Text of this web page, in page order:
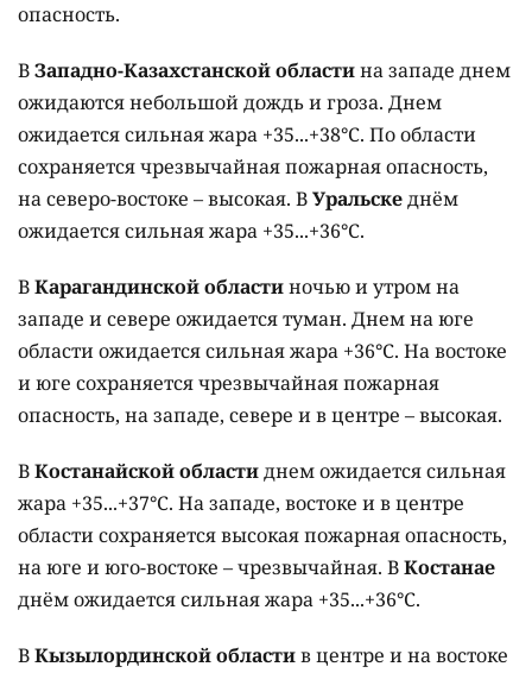
опасность.
ВЗападно-Казахстанской областина западе днем
ожидаются небольшой дождь и гроза. Днем
ожидается сильная жара +35...+38°C. По области
сохраняется чрезвычайная пожарная опасность,
на северо-востоке – высокая. ВУральскеднём
ожидается сильная жара +35...+36°C.
ВКарагандинской областиночью и утром на
западе и севере ожидается туман. Днем на юге
области ожидается сильная жара +36°C. На востоке
и юге сохраняется чрезвычайная пожарная
опасность, на западе, севере и в центре – высокая.
ВКостанайской областиднем ожидается сильная
жара +35...+37°C. На западе, востоке и в центре
области сохраняется высокая пожарная опасность,
на юге и юго-востоке – чрезвычайная. ВКостанае
днём ожидается сильная жара +35...+36°C.
ВКызылординской областив центре и на востоке